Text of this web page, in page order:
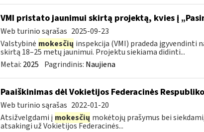
VMI pristato jaunimui skirtą projektą, kvies į
Web turinio sąrašas 2025-09-23
Valstybinė mokesčių inspekcija (VMI) pradeda įgyvendinti
skirtą 18–25 metų jaunimui. Projektu siekiama didinti...
Metai: 2025 Pagrindinis: Naujiena
Paaiškinimas dėl Vokietijos Federacinės
Web turinio sąrašas 2022-01-20
Atsižvelgdami į mokesčių mokėtojų prašymus bei
atsakingi už Vokietijos Federacinės...